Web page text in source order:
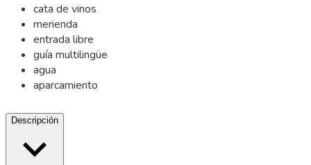
cata de vinos
merienda
entrada libre
guía multilingüe
agua
aparcamiento
Descripción